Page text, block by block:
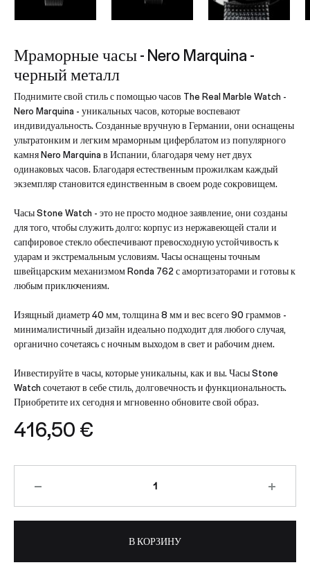
Мраморные часы - Nero Marquina -
черный металл
Поднимите свой стиль с помощью часов The Real Marble Watch -
Nero Marquina - уникальных часов, которые воспевают
индивидуальность. Созданные вручную в Германии, они оснащены
ультратонким и легким мраморным циферблатом из популярного
камня Nero Marquina в Испании, благодаря чему нет двух
одинаковых часов. Благодаря естественным прожилкам каждый
экземпляр становится единственным в своем роде сокровищем.
Часы Stone Watch - это не просто модное заявление, они созданы
для того, чтобы служить долго: корпус из нержавеющей стали и
сапфировое стекло обеспечивают превосходную устойчивость к
ударам и экстремальным условиям. Часы оснащены точным
швейцарским механизмом Ronda 762 с амортизаторами и готовы к
любым приключениям.
Изящный диаметр 40 мм, толщина 8 мм и вес всего 90 граммов -
минималистичный дизайн идеально подходит для любого случая,
органично сочетаясь с ночным выходом в свет и рабочим днем.
Инвестируйте в часы, которые уникальны, как и вы. Часы Stone
Watch сочетают в себе стиль, долговечность и функциональность.
Приобретите их сегодня и мгновенно обновите свой образ.
416,50 €
В КОРЗИНУ